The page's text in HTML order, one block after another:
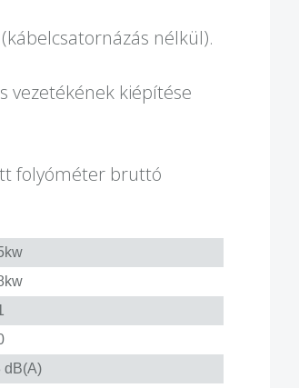
nélkül).
vezetékének kiépítése
folyóméter bruttó
dB(A)